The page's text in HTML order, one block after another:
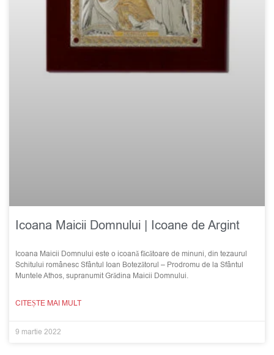
Icoana Maicii Domnului | Icoane de Argint
Icoana Maicii Domnului este o icoană făcătoare de minuni, din tezaurul
Schitului românesc Sfântul Ioan Botezătorul – Prodromu de la Sfântul
Muntele Athos, supranumit Grădina Maicii Domnului.
CITEȘTE MAI MULT
9 martie 2022